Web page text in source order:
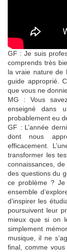
GF : Je suis
comprends très
la vraie nature de
guide approprié.
que vous ne
MG : Vous
enseigné dans
probablement eu
GF : L’année
dont nous
efficacement.
transformer les
connaissances,
des questions du
ce problème ?
ensemble
d’inspirer les
poursuivent leur
mieux que si on
simplement
musique, il ne
final, comme